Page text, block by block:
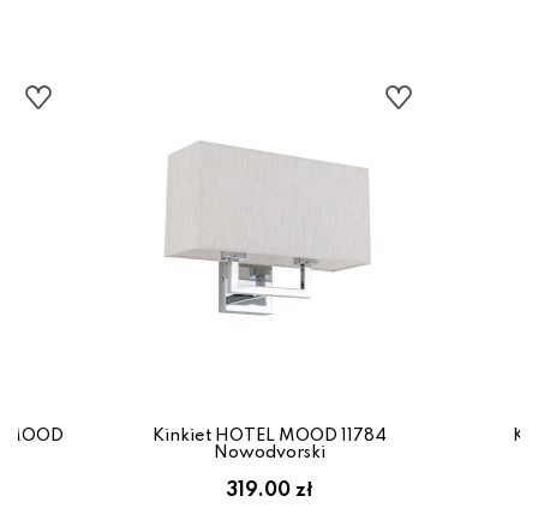
MOOD
Kinkiet HOTEL MOOD 11784
Nowodvorski
319.00 zł